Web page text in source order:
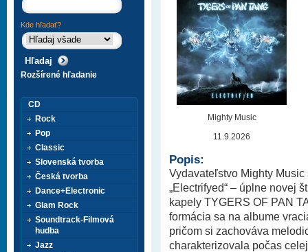
Mighty Music
11.9.2026
Popis:
Vydavateľstvo Mighty
„Electrifyed“ – úplne novej
kapely TYGERS OF PAN
formácia sa na albume
pričom si zachováva
charakterizovala počas
Kde hľadať?
Rozšírené hľadanie
CD
Rock
Pop
Classic
Slovenská tvorba
Česká tvorba
Dance+Electronic
Glam Rock
Soundtrack-Filmová
hudba
Jazz